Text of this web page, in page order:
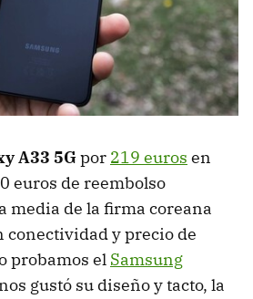
A33 5Gpor 219 euros en
euros de reembolso
media de la firma coreana
conectividad y precio de
probamos el Samsung
nos gustó su diseño y tacto, la